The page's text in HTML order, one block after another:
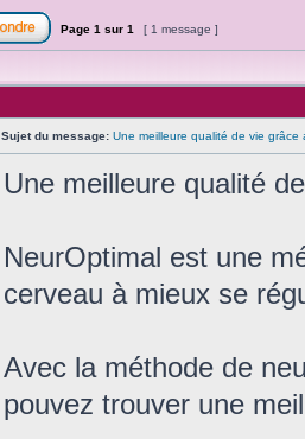
Page 1 sur 1 [ 1 message ]
Sujet du message: Une meilleure qualité de vie grâce
Une meilleure qualité
NeurOptimal est une
cerveau à mieux se
Avec la méthode de
pouvez trouver une